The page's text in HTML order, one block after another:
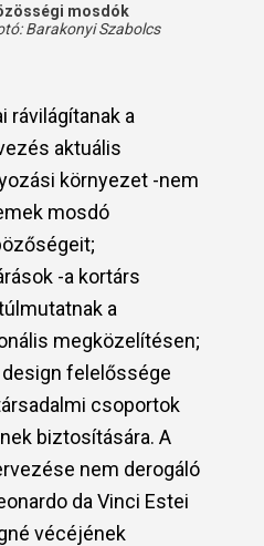
mosdók
Barakonyi Szabolcs
rávilágítanak a
aktuális
környezet -nem
mosdó
-a kortárs
a
megközelítésen;
felelőssége
csoportok
biztosítására. A
nem derogáló
da Vinci Estei
vécéjének